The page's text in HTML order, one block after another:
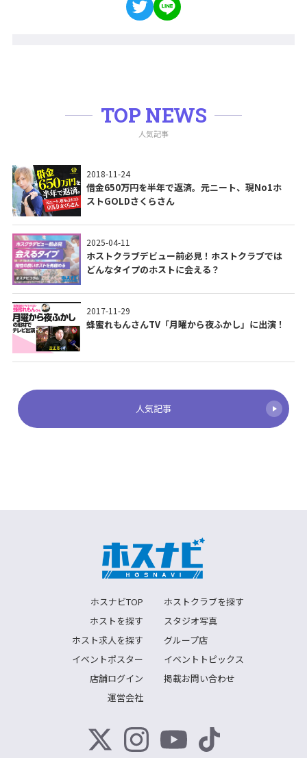
TOP NEWS
人気記事
2018-11-24
借金650万円を半年で返済。元ニート、現No1ホ
ストGOLDさくらさん
2025-04-11
ホストクラブデビュー前必見！ホストクラブでは
どんなタイプのホストに会える？
2017-11-29
蜂蜜れもんさんTV「月曜から夜ふかし」に出演！
人気記事
ホスナビTOP
ホストクラブを探す
ホストを探す
スタジオ写真
ホスト求人を探す
グループ店
イベントポスター
イベントトピックス
店舗ログイン
掲載お問い合わせ
運営会社